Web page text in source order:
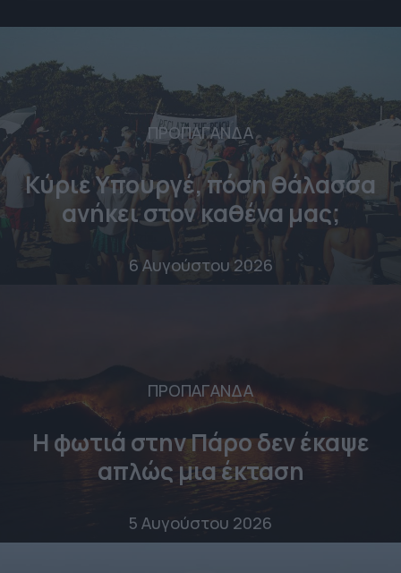
ΠΡΟΠΑΓΑΝΔΑ
Κύριε Υπουργέ, πόση θάλασσα
ανήκει στον καθένα μας;
6 Αυγούστου 2026
ΠΡΟΠΑΓΑΝΔΑ
Η φωτιά στην Πάρο δεν έκαψε
απλώς μια έκταση
5 Αυγούστου 2026